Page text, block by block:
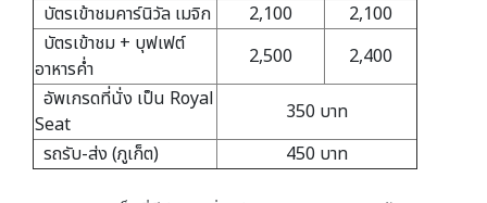
บัตรเข้าชมคาร์นิวัล เมจิก
2,100
2,100
บัตรเข้าชม + บุฟเฟต์
อาหารค่ำ
2,500
2,400
อัพเกรดที่นั่ง เป็น Royal
Seat
350 บาท
รถรับ-ส่ง (ภูเก็ต)
450 บาท